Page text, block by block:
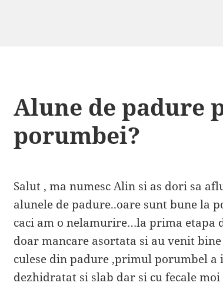
Alune de padure
porumbei?
Salut , ma numesc Alin si as dori sa
alunele de padure..oare sunt bune la
caci am o nelamurire…la prima etapa
doar mancare asortata si au venit
culese din padure ,primul porumbel
dezhidratat si slab dar si cu fecale